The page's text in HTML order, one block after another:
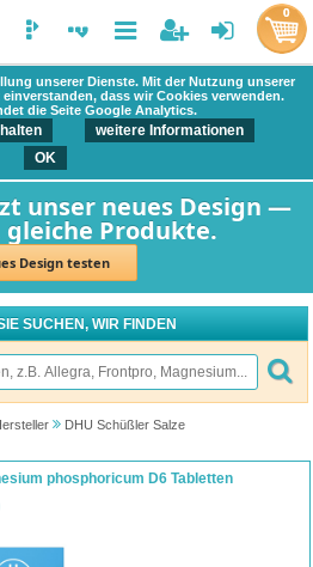
unserer Dienste. Mit der Nutzung unserer
dass wir Cookies verwenden.
die Seite Google Analytics.
weitere Informationen
OK
unser neues Design —
Produkte.
Design testen
0
SUCHEN, WIR FINDEN
DHU Schüßler Salze
phosphoricum D6 Tabletten